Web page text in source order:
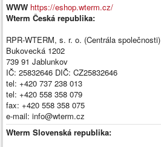
WWW https://eshop.wterm.cz/
Wterm Česká republika:
RPR-WTERM, s. r. o. (Centrála společnosti)
Bukovecká 1202
739 91 Jablunkov
IČ: 25832646 DIČ: CZ25832646
tel: +420 737 238 013
tel: +420 558 358 079
fax: +420 558 358 075
e-mail: info@wterm.cz
Wterm Slovenská republika: